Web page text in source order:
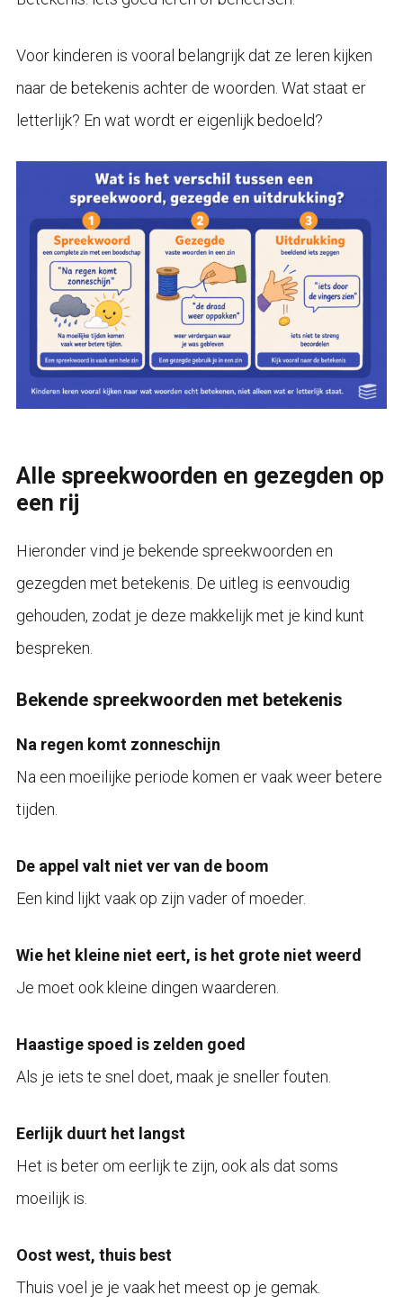
Voor kinderen is vooral belangrijk dat ze leren kijken
naar de betekenis achter de woorden. Wat staat er
letterlijk? En wat wordt er eigenlijk bedoeld?
Alle spreekwoorden en gezegden op
een rij
Hieronder vind je bekende spreekwoorden en
gezegden met betekenis. De uitleg is eenvoudig
gehouden, zodat je deze makkelijk met je kind kunt
bespreken.
Bekende spreekwoorden met betekenis
Na regen komt zonneschijn
Na een moeilijke periode komen er vaak weer betere
tijden.
De appel valt niet ver van de boom
Een kind lijkt vaak op zijn vader of moeder.
Wie het kleine niet eert, is het grote niet weerd
Je moet ook kleine dingen waarderen.
Haastige spoed is zelden goed
Als je iets te snel doet, maak je sneller fouten.
Eerlijk duurt het langst
Het is beter om eerlijk te zijn, ook als dat soms
moeilijk is.
Oost west, thuis best
Thuis voel je je vaak het meest op je gemak.